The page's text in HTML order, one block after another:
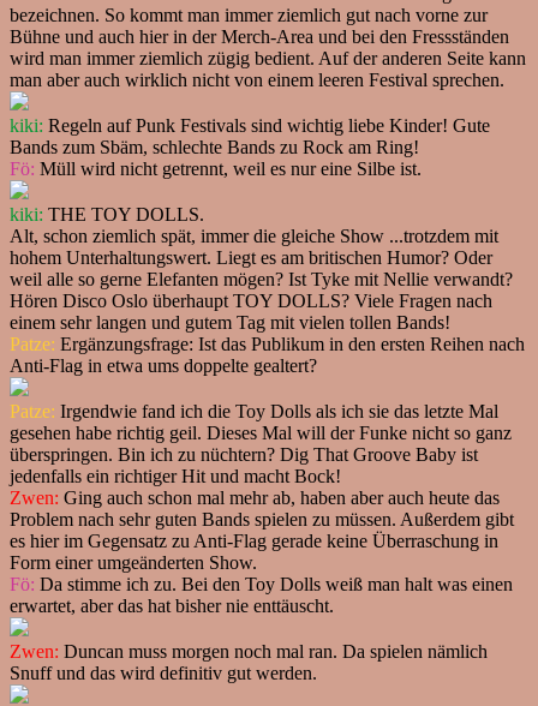
bezeichnen. So kommt man immer ziemlich gut nach vorne zur
Bühne und auch hier in der Merch-Area und bei den Fressständen
wird man immer ziemlich zügig bedient. Auf der anderen Seite kann
man aber auch wirklich nicht von einem leeren Festival sprechen.
kiki: Regeln auf Punk Festivals sind wichtig liebe Kinder! Gute
Bands zum Sbäm, schlechte Bands zu Rock am Ring!
Fö: Müll wird nicht getrennt, weil es nur eine Silbe ist.
kiki: THE TOY DOLLS.
Alt, schon ziemlich spät, immer die gleiche Show ...trotzdem mit
hohem Unterhaltungswert. Liegt es am britischen Humor? Oder
weil alle so gerne Elefanten mögen? Ist Tyke mit Nellie verwandt?
Hören Disco Oslo überhaupt TOY DOLLS? Viele Fragen nach
einem sehr langen und gutem Tag mit vielen tollen Bands!
Patze: Ergänzungsfrage: Ist das Publikum in den ersten Reihen nach
Anti-Flag in etwa ums doppelte gealtert?
Patze: Irgendwie fand ich die Toy Dolls als ich sie das letzte Mal
gesehen habe richtig geil. Dieses Mal will der Funke nicht so ganz
überspringen. Bin ich zu nüchtern? Dig That Groove Baby ist
jedenfalls ein richtiger Hit und macht Bock!
Zwen: Ging auch schon mal mehr ab, haben aber auch heute das
Problem nach sehr guten Bands spielen zu müssen. Außerdem gibt
es hier im Gegensatz zu Anti-Flag gerade keine Überraschung in
Form einer umgeänderten Show.
Fö: Da stimme ich zu. Bei den Toy Dolls weiß man halt was einen
erwartet, aber das hat bisher nie enttäuscht.
Zwen: Duncan muss morgen noch mal ran. Da spielen nämlich
Snuff und das wird definitiv gut werden.